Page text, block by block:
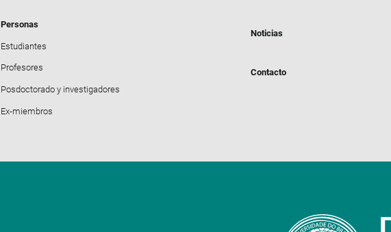
Personas
Estudiantes
Profesores
Posdoctorado y investigadores
Ex-miembros
Noticias
Contacto